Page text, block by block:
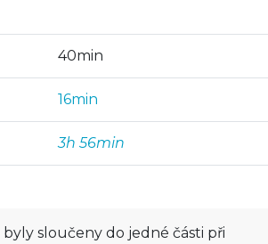
40min
16min
3h 56min
byly sloučeny do jedné části při